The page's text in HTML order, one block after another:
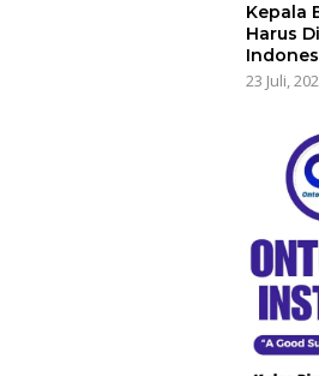
Kepala
Harus
23 Juli,